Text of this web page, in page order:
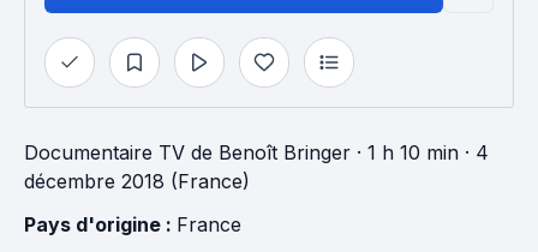
Documentaire TV de Benoît Bringer · 1 h 10 min · 4
décembre 2018 (France)
Pays d'origine : France